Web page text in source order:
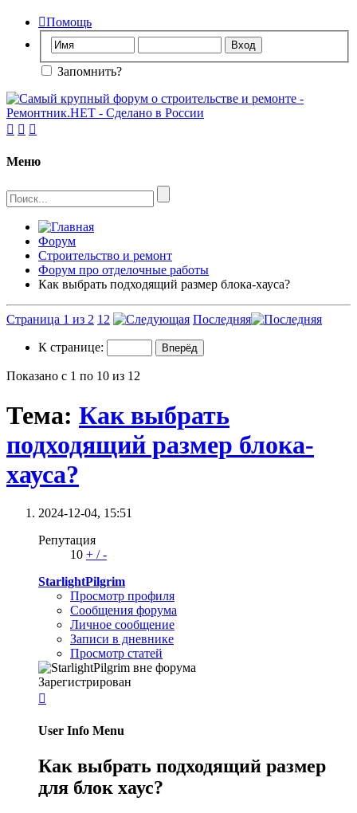
Помощь
Запомнить?
  
Меню
Форум
Строительство и ремонт
Форум про отделочные работы
Как выбрать подходящий размер блока-хауса?
Страница 1 из 2 1 2 Последняя
К странице:
Показано с 1 по 10 из 12
Тема: Как выбрать
подходящий размер блока-
хауса?
2024-12-04, 15:51
Репутация
10 + /-
StarlightPilgrim
Просмотр профиля
Сообщения форума
Личное сообщение
Записи в дневнике
Просмотр статей
Зарегистрирован

User Info Menu
Как выбрать подходящий размер
для блок хаус?